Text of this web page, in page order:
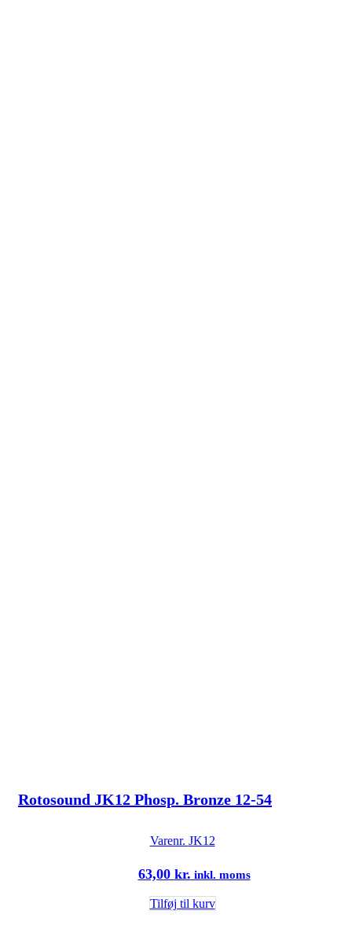
Rotosound JK12 Phosp. Bronze 12-54
Varenr. JK12
63,00 kr. inkl. moms
Tilføj til kurv